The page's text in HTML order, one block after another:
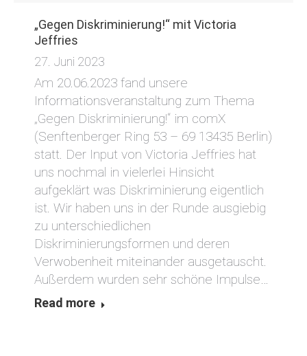
„Gegen Diskriminierung!“ mit Victoria
Jeffries
27. Juni 2023
Am 20.06.2023 fand unsere
Informationsveranstaltung zum Thema
„Gegen Diskriminierung!“ im comX
(Senftenberger Ring 53 – 69 13435 Berlin)
statt. Der Input von Victoria Jeffries hat
uns nochmal in vielerlei Hinsicht
aufgeklärt was Diskriminierung eigentlich
ist. Wir haben uns in der Runde ausgiebig
zu unterschiedlichen
Diskriminierungsformen und deren
Verwobenheit miteinander ausgetauscht.
Außerdem wurden sehr schöne Impulse…
Read more